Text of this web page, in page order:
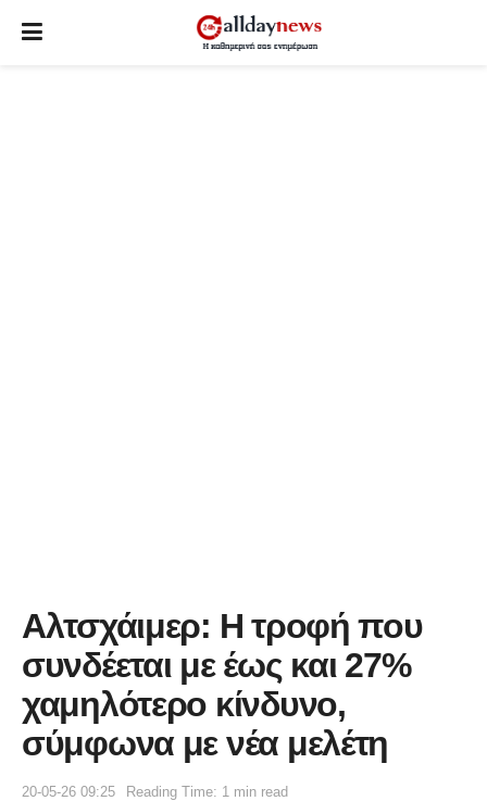
Αλτσχάιμερ: Η τροφή που
συνδέεται με έως και 27%
χαμηλότερο κίνδυνο,
σύμφωνα με νέα μελέτη
20-05-26 09:25 Reading Time: 1 min read